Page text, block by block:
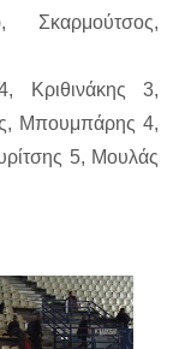
Κριθινάκης 3,
Μπουμπάρης 4,
5, Μουλάς